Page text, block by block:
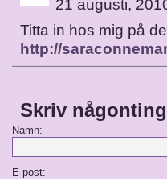
21 augusti,
Titta in hos mig på
http://
Skriv någonting
Namn:
E-post: